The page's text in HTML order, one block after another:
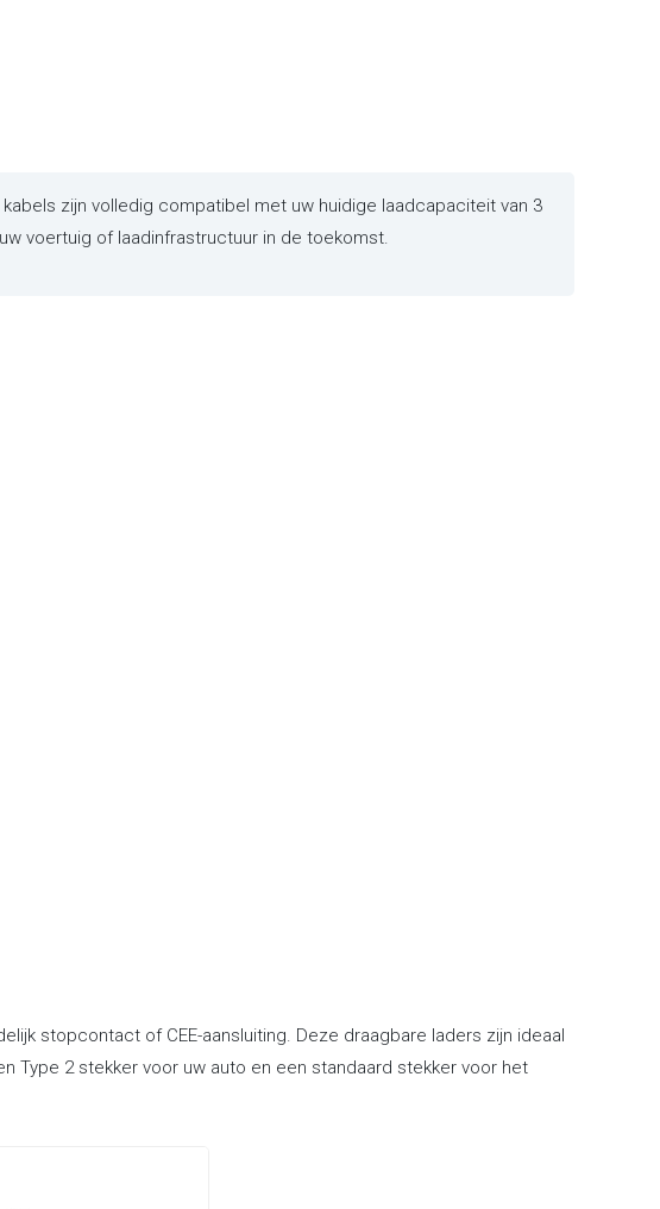
zijn volledig compatibel met uw huidige laadcapaciteit van 3
voertuig of laadinfrastructuur in de toekomst.
stopcontact of CEE-aansluiting. Deze draagbare laders zijn ideaal
Type 2 stekker voor uw auto en een standaard stekker voor het